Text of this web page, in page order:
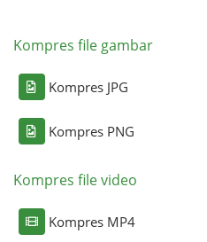
Kompres file gambar
Kompres JPG
Kompres PNG
Kompres file video
Kompres MP4